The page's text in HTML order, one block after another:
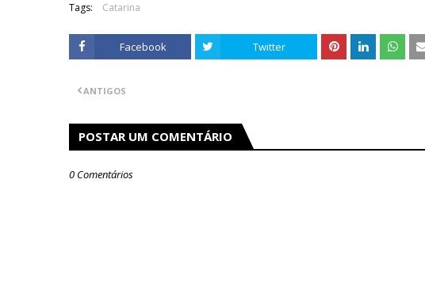
Tags: Catarina
Facebook Twitter
ANTIGOS
POSTAR UM COMENTÁRIO
0 Comentários